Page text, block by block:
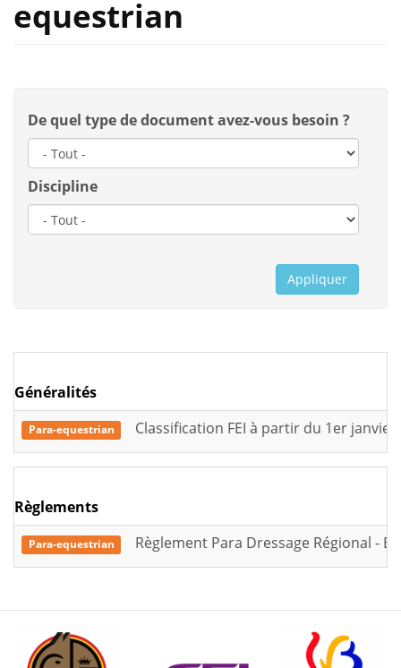
equestrian
De quel type de document avez-vous besoin ?
Discipline
Appliquer
Généralités
Para-equestrian Classification FEI à partir du 1er janvier
Règlements
Para-equestrian Règlement Para Dressage Régional -